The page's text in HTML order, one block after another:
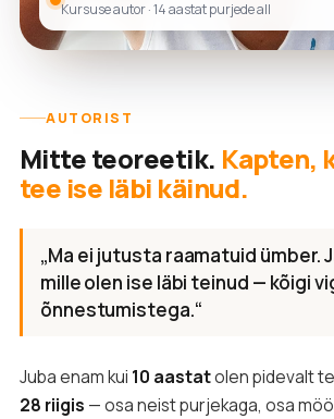
Kursuse autor · 14 aastat purjede all
AUTORIST
Mitte teoreetik. Kapten,
tee ise läbi käinud.
„Ma ei jutusta raamatuid ümber.
mille olen ise läbi teinud — kõigi
õnnestumistega.“
Juba enam kui 10 aastatolen pidevalt
28 riigis — osa neist purjekaga, osa